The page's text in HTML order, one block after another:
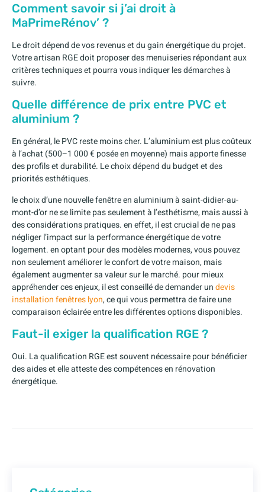
Comment savoir si j’ai droit à
MaPrimeRénov’ ?
Le droit dépend de vos revenus et du gain énergétique du projet.
Votre artisan RGE doit proposer des menuiseries répondant aux
critères techniques et pourra vous indiquer les démarches à
suivre.
Quelle différence de prix entre PVC et
aluminium ?
En général, le PVC reste moins cher. L’aluminium est plus coûteux
à l’achat (500–1 000 € posée en moyenne) mais apporte finesse
des profils et durabilité. Le choix dépend du budget et des
priorités esthétiques.
le choix d’une nouvelle fenêtre en aluminium à saint-didier-au-
mont-d’or ne se limite pas seulement à l’esthétisme, mais aussi à
des considérations pratiques. en effet, il est crucial de ne pas
négliger l’impact sur la performance énergétique de votre
logement. en optant pour des modèles modernes, vous pouvez
non seulement améliorer le confort de votre maison, mais
également augmenter sa valeur sur le marché. pour mieux
appréhender ces enjeux, il est conseillé de demander undevis
installation fenêtres lyon, ce qui vous permettra de faire une
comparaison éclairée entre les différentes options disponibles.
Faut-il exiger la qualification RGE ?
Oui. La qualification RGE est souvent nécessaire pour bénéficier
des aides et elle atteste des compétences en rénovation
énergétique.